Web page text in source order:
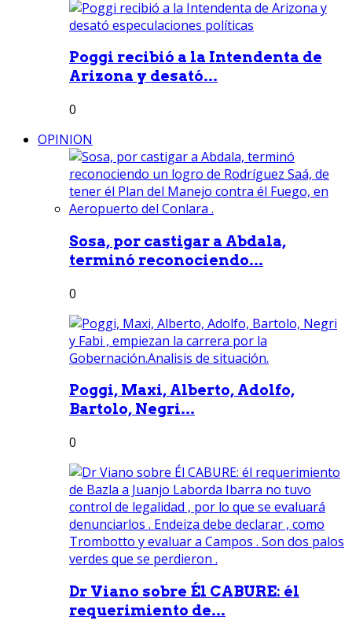
Poggi recibió a la Intendenta de
Arizona y desató...
0
OPINION
Sosa, por castigar a Abdala,
terminó reconociendo...
0
Poggi, Maxi, Alberto, Adolfo,
Bartolo, Negri...
0
Dr Viano sobre Él CABURE: él
requerimiento de...